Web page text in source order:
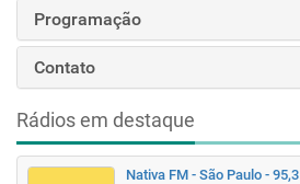
Programação
Contato
Rádios em destaque
Nativa FM - São Paulo - 95,3